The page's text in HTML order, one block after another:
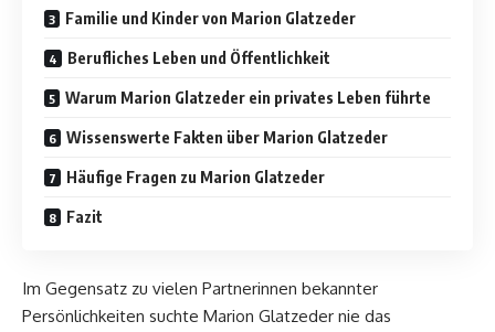
Familie und Kinder von Marion Glatzeder
Berufliches Leben und Öffentlichkeit
Warum Marion Glatzeder ein privates Leben führte
Wissenswerte Fakten über Marion Glatzeder
Häufige Fragen zu Marion Glatzeder
Fazit
Im Gegensatz zu vielen Partnerinnen bekannter
Persönlichkeiten suchte Marion Glatzeder nie das